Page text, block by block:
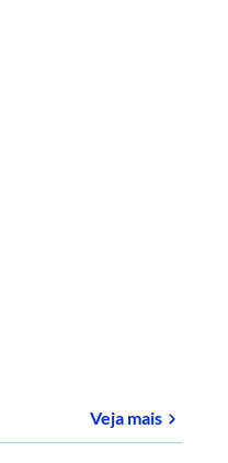
Veja mais sobre